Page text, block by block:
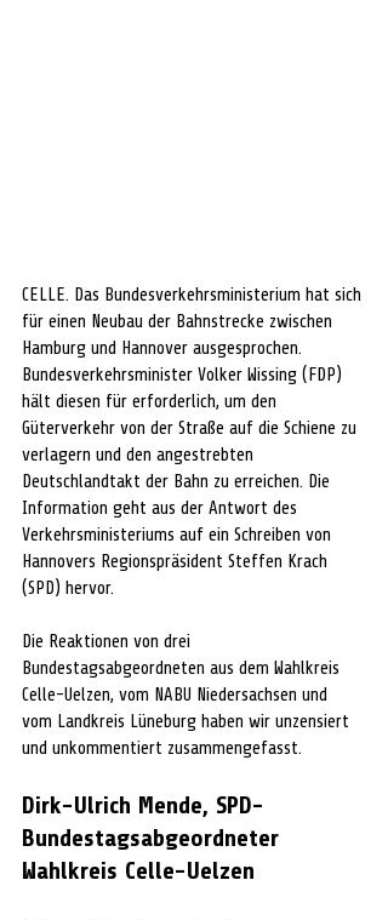
CELLE. Das Bundesverkehrsministerium hat sich
für einen Neubau der Bahnstrecke zwischen
Hamburg und Hannover ausgesprochen.
Bundesverkehrsminister Volker Wissing (FDP)
hält diesen für erforderlich, um den
Güterverkehr von der Straße auf die Schiene zu
verlagern und den angestrebten
Deutschlandtakt der Bahn zu erreichen. Die
Information geht aus der Antwort des
Verkehrsministeriums auf ein Schreiben von
Hannovers Regionspräsident Steffen Krach
(SPD) hervor.
Die Reaktionen von drei
Bundestagsabgeordneten aus dem Wahlkreis
Celle-Uelzen, vom NABU Niedersachsen und
vom Landkreis Lüneburg haben wir unzensiert
und unkommentiert zusammengefasst.
Dirk-Ulrich Mende, SPD-
Bundestagsabgeordneter
Wahlkreis Celle-Uelzen